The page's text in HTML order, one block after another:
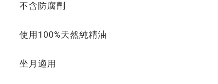
不含防腐劑
使用100%天然純精油
坐月適用